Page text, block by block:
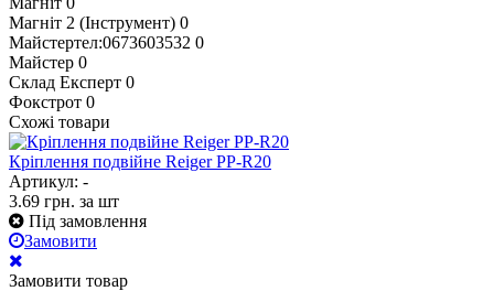
Магніт 2 (Інструмент) 0
Майстертел:0673603532 0
Майстер 0
Склад Експерт 0
Фокстрот 0
Схожі товари
Кріплення подвійне Reiger PP-R20
Артикул: -
3.69 грн. за шт
Під замовлення
Замовити
Замовити товар